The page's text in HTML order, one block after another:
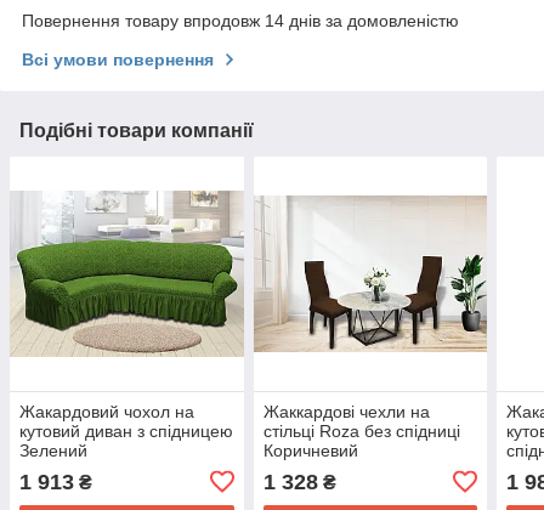
Повернення товару впродовж 14 днів за домовленістю
Всі умови повернення
Подібні товари компанії
Жакардовий чохол на
кутовий диван з спідницею
Зелений
1 913 ₴
Жаккардові чехли на
стільці Roza без спідниці
Коричневий
1 328₴ 1